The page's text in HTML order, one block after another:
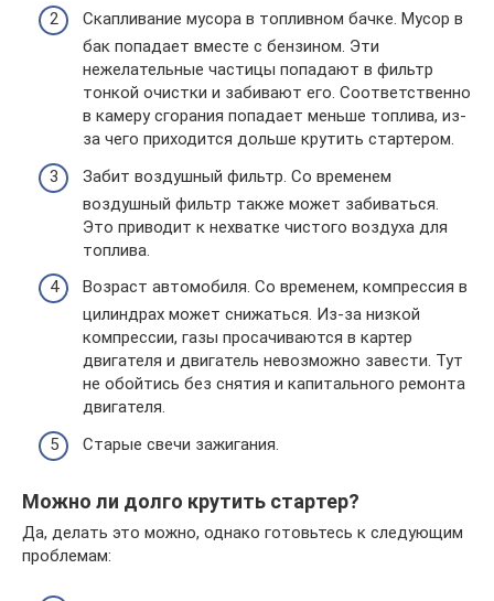
Скапливание мусора в топливном бачке. Мусор в
бак попадает вместе с бензином. Эти
нежелательные частицы попадают в фильтр
тонкой очистки и забивают его. Соответственно
в камеру сгорания попадает меньше топлива, из-
за чего приходится дольше крутить стартером.
Забит воздушный фильтр. Со временем
воздушный фильтр также может забиваться.
Это приводит к нехватке чистого воздуха для
топлива.
Возраст автомобиля. Со временем, компрессия в
цилиндрах может снижаться. Из-за низкой
компрессии, газы просачиваются в картер
двигателя и двигатель невозможно завести. Тут
не обойтись без снятия и капитального ремонта
двигателя.
Старые свечи зажигания.
Можно ли долго крутить стартер?
Да, делать это можно, однако готовьтесь к следующим
проблемам: